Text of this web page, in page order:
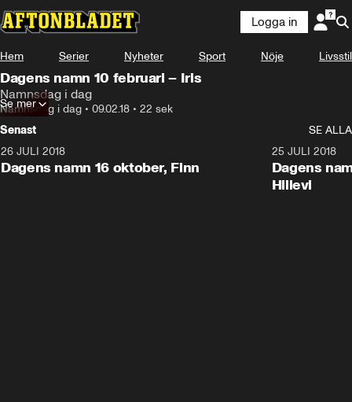
Logga in
Hem Serier Nyheter Sport Nöje Livsstil
Dagens namn 10 februari – Iris
Namnsdag i dag
Namnsdag i dag • 09.02.18 • 22 sek
Se mer
Senast
SE ALLA
26 JULI 2018
Dagens namn 16 oktober, Finn
25 JULI 2018
Dagens
Hillevi